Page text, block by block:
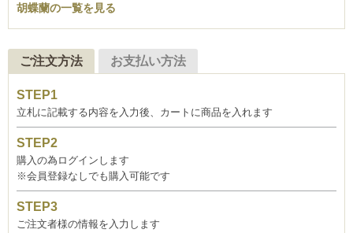
胡蝶蘭の一覧を見る
ご注文方法 お支払い方法
立札に記載する内容を入力後、カートに商品を入れます
購入の為ログインします
※会員登録なしでも購入可能です
ご注文者様の情報を入力します